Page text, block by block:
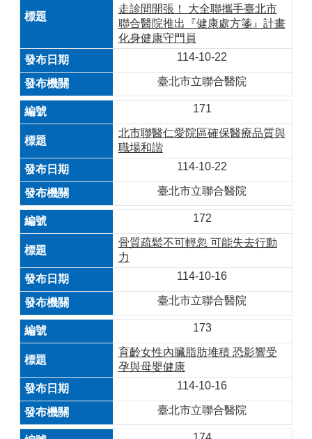
走診間開張！ 大全聯攜手臺北市
聯合醫院推出『健康處方箋』計畫
化身健康守門員
114-10-22
臺北市立聯合醫院
171
北市聯醫仁愛院區確保醫療品質與
職場和諧
114-10-22
臺北市立聯合醫院
172
骨質疏鬆不可輕忽 可能失去行動
力
114-10-16
臺北市立聯合醫院
173
育齡女性內臟脂肪堆積 恐影響受
孕與母嬰健康
114-10-16
臺北市立聯合醫院